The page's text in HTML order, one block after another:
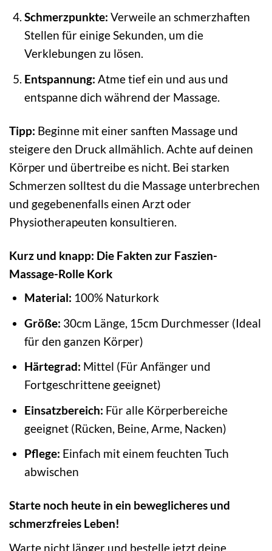
Schmerzpunkte: Verweile an schmerzhaften
Stellen für einige Sekunden, um die
Verklebungen zu lösen.
Entspannung: Atme tief ein und aus und
entspanne dich während der Massage.
Tipp: Beginne mit einer sanften Massage und
steigere den Druck allmählich. Achte auf deinen
Körper und übertreibe es nicht. Bei starken
Schmerzen solltest du die Massage unterbrechen
und gegebenenfalls einen Arzt oder
Physiotherapeuten konsultieren.
Kurz und knapp: Die Fakten zur Faszien-
Massage-Rolle Kork
Material: 100% Naturkork
Größe: 30cm Länge, 15cm Durchmesser (Ideal
für den ganzen Körper)
Härtegrad: Mittel (Für Anfänger und
Fortgeschrittene geeignet)
Einsatzbereich: Für alle Körperbereiche
geeignet (Rücken, Beine, Arme, Nacken)
Pflege: Einfach mit einem feuchten Tuch
abwischen
Starte noch heute in ein beweglicheres und
schmerzfreies Leben!
Warte nicht länger und bestelle jetzt deine